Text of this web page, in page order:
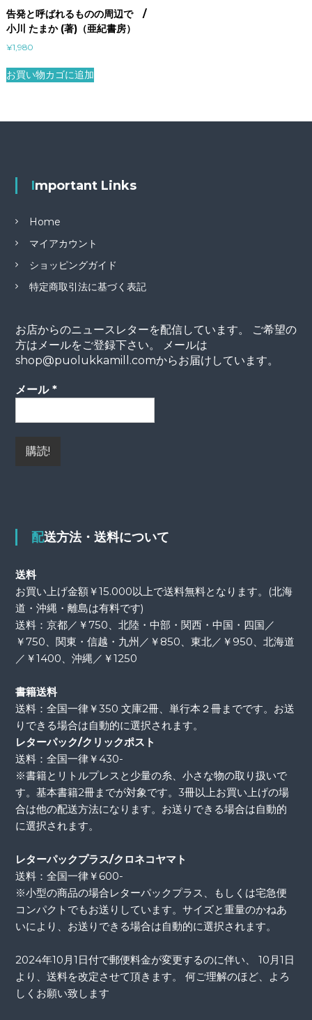
告発と呼ばれるものの周辺で /
小川 たまか (著)（亜紀書房）
¥1,980
お買い物カゴに追加
Important Links
Home
マイアカウント
ショッピングガイド
特定商取引法に基づく表記
お店からのニュースレターを配信しています。 ご希望の
方はメールをご登録下さい。 メールは
shop@puolukkamill.comからお届けしています。
メール *
配送方法・送料について
送料
お買い上げ金額￥15.000以上で送料無料となります。(北海
道・沖縄・離島は有料です)
送料：京都／￥750、北陸・中部・関西・中国・四国／
￥750、関東・信越・九州／￥850、東北／￥950、北海道
／￥1400、沖縄／￥1250
書籍送料
送料：全国一律￥350 文庫2冊、単行本２冊までです。お送
りできる場合は自動的に選択されます。
レターパック/クリックポスト
送料：全国一律￥430-
※書籍とリトルプレスと少量の糸、小さな物の取り扱いで
す。基本書籍2冊までが対象です。3冊以上お買い上げの場
合は他の配送方法になります。お送りできる場合は自動的
に選択されます。
レターパックプラス/クロネコヤマト
送料：全国一律￥600-
※小型の商品の場合レターパックプラス、もしくは宅急便
コンパクトでもお送りしています。サイズと重量のかねあ
いにより、お送りできる場合は自動的に選択されます。
2024年10月1日付で郵便料金が変更するのに伴い、 10月1日
より、送料を改定させて頂きます。 何ご理解のほど、よろ
しくお願い致します